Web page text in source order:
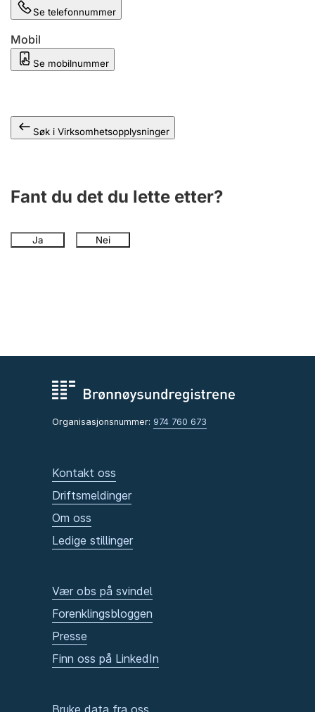
Se telefonnummer
Mobil
Se mobilnummer
Søk i Virksomhetsopplysninger
Fant du det du lette etter?
Ja Nei
Organisasjonsnummer: 974 760 673
Kontakt oss
Driftsmeldinger
Om oss
Ledige stillinger
Vær obs på svindel
Forenklingsbloggen
Presse
Finn oss på LinkedIn